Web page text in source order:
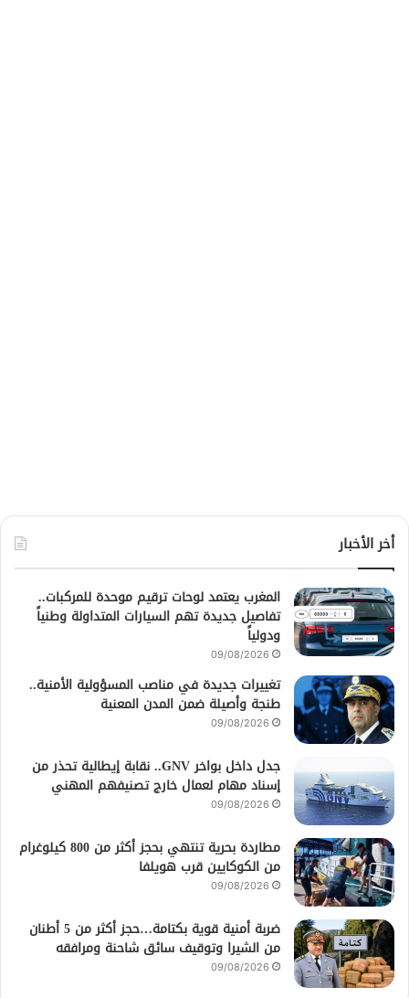
أخر الأخبار
المغرب يعتمد لوحات ترقيم موحدة للمركبات..
تفاصيل جديدة تهم السيارات المتداولة وطنياً
ودولياً
09/08/2026
تغييرات جديدة في مناصب المسؤولية الأمنية..
طنجة وأصيلة ضمن المدن المعنية
09/08/2026
جدل داخل بواخر GNV.. نقابة إيطالية تحذر من
إسناد مهام لعمال خارج تصنيفهم المهني
09/08/2026
مطاردة بحرية تنتهي بحجز أكثر من 800 كيلوغرام
من الكوكايين قرب هويلفا
09/08/2026
ضربة أمنية قوية بكتامة…حجز أكثر من 5 أطنان
من الشيرا وتوقيف سائق شاحنة ومرافقه
09/08/2026